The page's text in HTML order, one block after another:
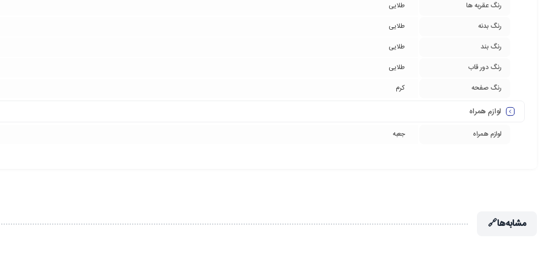
رنگ عقربه ها
طلایی
رنگ بدنه
طلایی
رنگ بند
طلایی
رنگ دور قاب
طلایی
رنگ صفحه
کرم
لوازم همراه
لوازم همراه جعبه
مشابه‌ها🔗